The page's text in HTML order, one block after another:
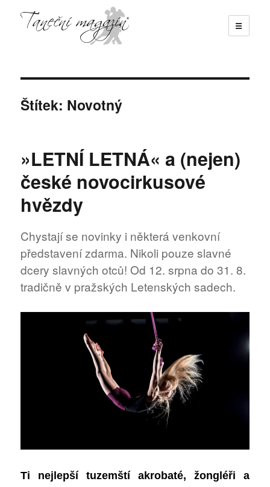
☰
Štítek: Novotný
»LETNÍ LETNÁ« a (nejen)
české novocirkusové
hvězdy
Chystají se novinky i některá venkovní
představení zdarma. Nikoli pouze slavné
dcery slavných otců! Od 12. srpna do 31. 8.
tradičně v pražských Letenských sadech.
Ti nejlepší tuzemští akrobaté, žongléři a